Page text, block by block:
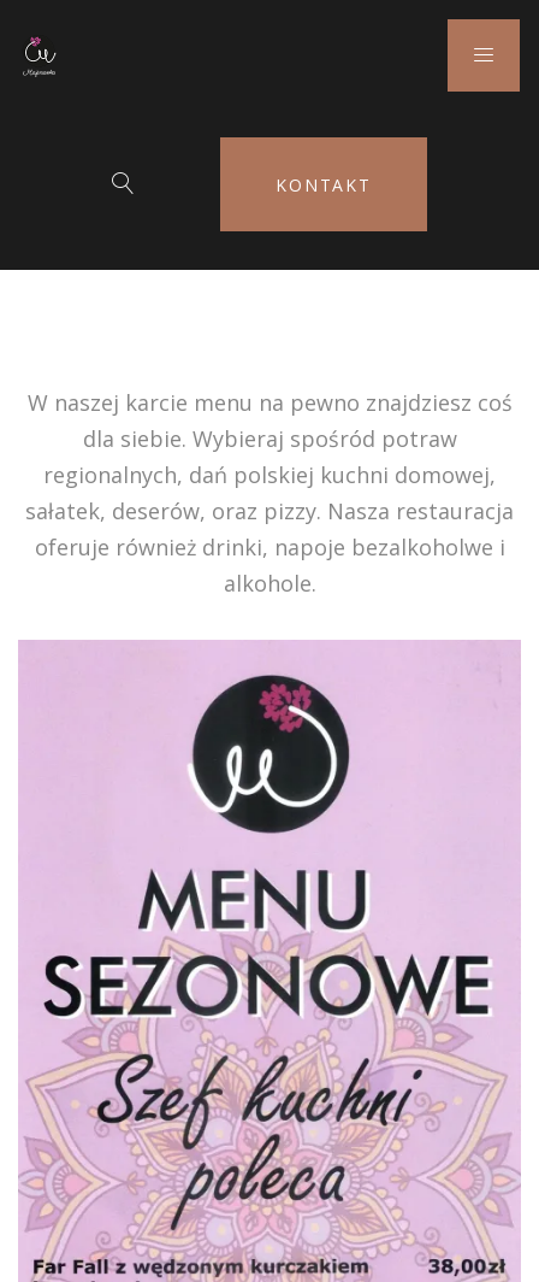
KONTAKT
W naszej karcie menu na pewno znajdziesz coś
dla siebie. Wybieraj spośród potraw
regionalnych, dań polskiej kuchni domowej,
sałatek, deserów, oraz pizzy. Nasza restauracja
oferuje również drinki, napoje bezalkoholwe i
alkohole.